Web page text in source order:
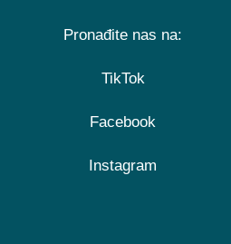
Pronađite nas na:
TikTok
Facebook
Instagram